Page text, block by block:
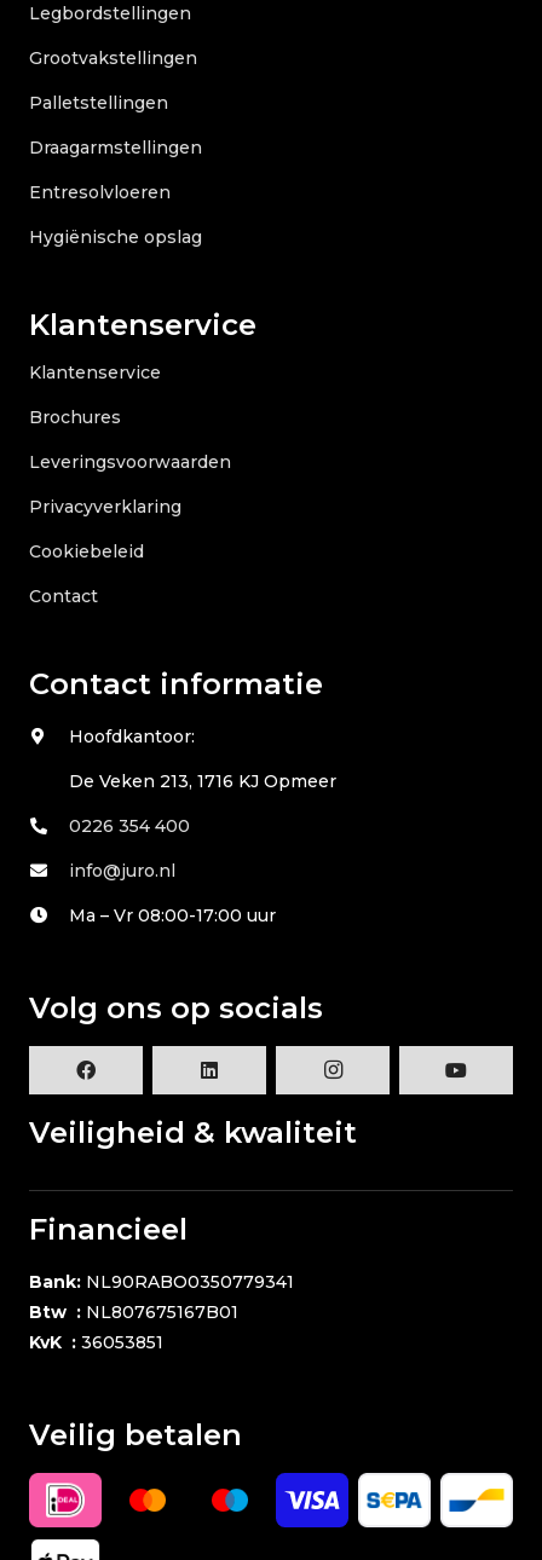
Legbordstellingen
Grootvakstellingen
Palletstellingen
Draagarmstellingen
Entresolvloeren
Hygiënische opslag
Klantenservice
Klantenservice
Brochures
Leveringsvoorwaarden
Privacyverklaring
Cookiebeleid
Contact
Contact informatie
Hoofdkantoor:
De Veken 213, 1716 KJ Opmeer
0226 354 400
info@juro.nl
Ma – Vr 08:00-17:00 uur
Volg ons op socials
Veiligheid & kwaliteit
Financieel
Bank: NL90RABO0350779341
Btw : NL807675167B01
KvK : 36053851
Veilig betalen